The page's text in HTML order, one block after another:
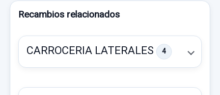
Recambios relacionados
CARROCERIA LATERALES 4